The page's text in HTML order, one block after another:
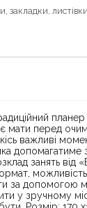
закладки, листівки
мати перед
важливі
допомагатиме
занять від
за допомогою
у зручному